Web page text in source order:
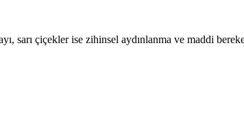
sarı çiçekler ise zihinsel aydınlanma ve maddi